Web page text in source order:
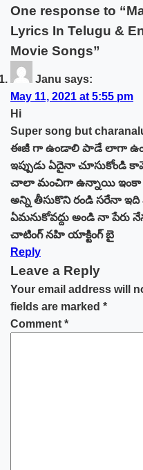
One response to
Lyrics In Telugu &
Movie Songs”
Janu says:
May 11, 2021 at 5:55 pm
Hi
Super song but
ఈజీ గా ఉండాలి పాడే లాగా
ఇప్పుడు ఏదైనా చూసుకోండి
చాలా మంచిగా ఉన్నాయి ఇంకా
అన్ని తీసుకొని రండి సరేనా
ఏమనుకోవద్దు అండి నా పేరు
చాటింగ్ నహి యాక్టింగ్ బై
Reply
Leave a Reply
Your email address will
fields are marked *
Comment *